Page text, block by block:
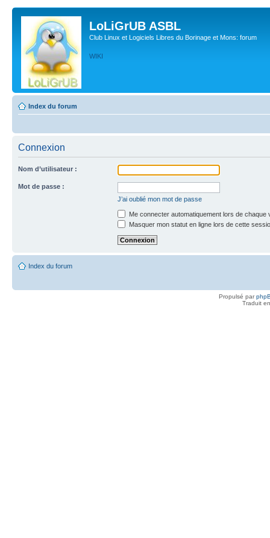
LoLiGrUB ASBL
Club Linux et Logiciels Libres du Borinage et Mons: forum
WIKI
Index du forum
Connexion
Nom d’utilisateur :
Mot de passe :
J’ai oublié mon mot de passe
Me connecter automatiquement lors de chaque
Masquer mon statut en ligne lors de cette
Index du forum
Propulsé par
Traduit